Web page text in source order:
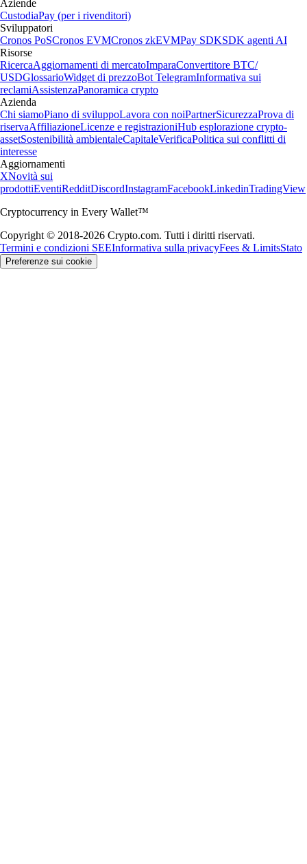
Aziende
CustodiaPay (per i rivenditori)
Sviluppatori
Cronos PoSCronos EVMCronos zkEVMPay SDKSDK agenti AI
Risorse
RicercaAggiornamenti di mercatoImparaConvertitore BTC/
USDGlossarioWidget di prezzoBot TelegramInformativa sui
reclamiAssistenzaPanoramica crypto
Azienda
Chi siamoPiano di sviluppoLavora con noiPartnerSicurezzaProva di
riservaAffiliazioneLicenze e registrazioniHub esplorazione crypto-
assetSostenibilità ambientaleCapitaleVerificaPolitica sui conflitti di
interesse
Aggiornamenti
XNovità sui
prodottiEventiRedditDiscordInstagramFacebookLinkedinTradingView
Cryptocurrency in Every Wallet™
Copyright © 2018-2026 Crypto.com. Tutti i diritti riservati.
Termini e condizioni SEEInformativa sulla privacyFees & LimitsStato
Preferenze sui cookie